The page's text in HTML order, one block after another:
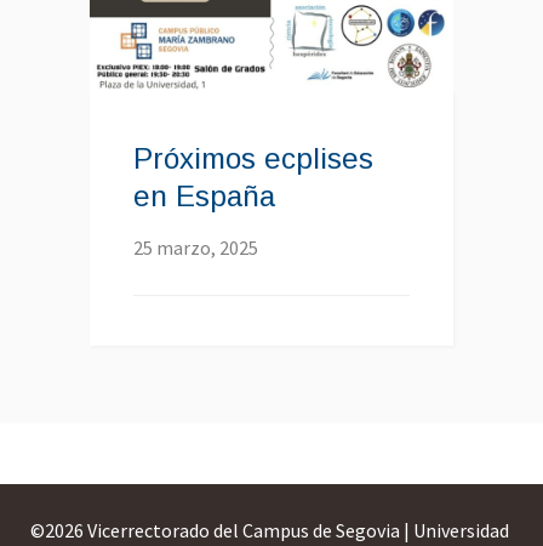
Próximos ecplises
en España
25 marzo, 2025
©2026 Vicerrectorado del Campus de Segovia | Universidad